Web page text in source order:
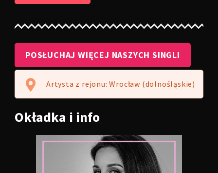
POSŁUCHAJ WIĘCEJ NASZYCH SINGLI
Artysta z rejonu: Wrocław (dolnośląskie)
Okładka i info